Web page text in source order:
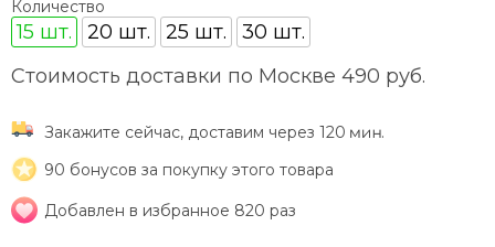
Количество
15 шт. 20 шт. 25 шт.
30 шт.
Стоимость доставки по Москве 490 руб.
Закажите сейчас, доставим через 120
.
90 бонусов за покупку этого товара
Добавлен в избранное 820 раз